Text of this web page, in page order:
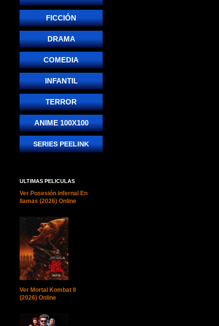
FICCIÓN
DRAMA
COMEDIA
INFANTIL
TERROR
ANIME 100X100
SERIES PEELINK
ULTIMAS PELICULAS
Ver Posesión infernal En
llamas (2026) Online
Ver Mortal Kombat II
(2026) Online